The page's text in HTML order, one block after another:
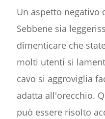
Un aspetto negativo
Sebbene sia
dimenticare che
molti utenti si
cavo si aggroviglia
adatta all'orecchio.
può essere risolto